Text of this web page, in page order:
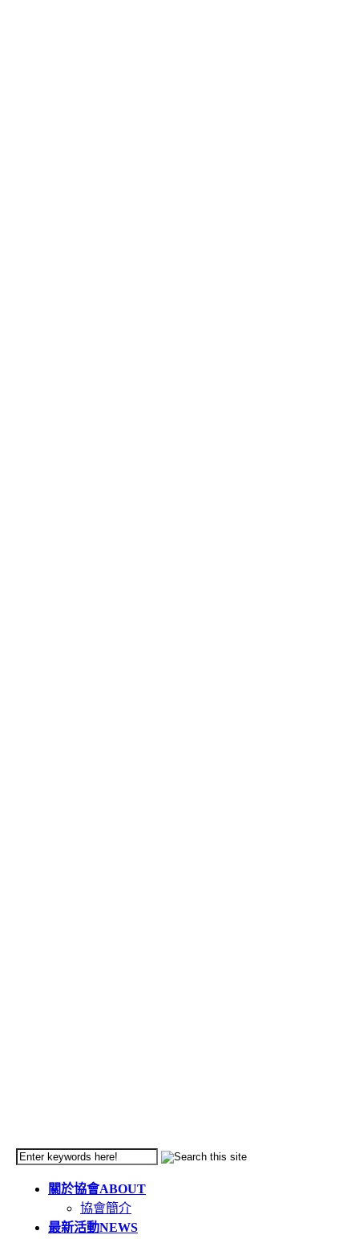
關於協會ABOUT
協會簡介
最新活動NEWS